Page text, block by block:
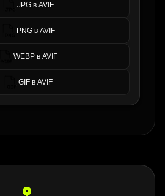
JPG в AVIF
PNG в AVIF
WEBP в AVIF
GIF в AVIF